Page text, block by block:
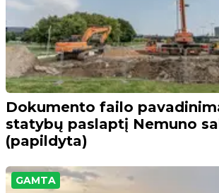
Dokumento failo
statybų paslaptį Nemuno
(papildyta)
GAMTA